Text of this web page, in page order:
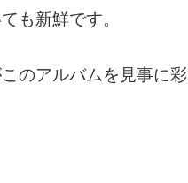
も新鮮です。
のアルバムを見事に彩